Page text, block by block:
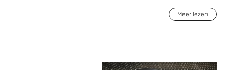
Meer lezen